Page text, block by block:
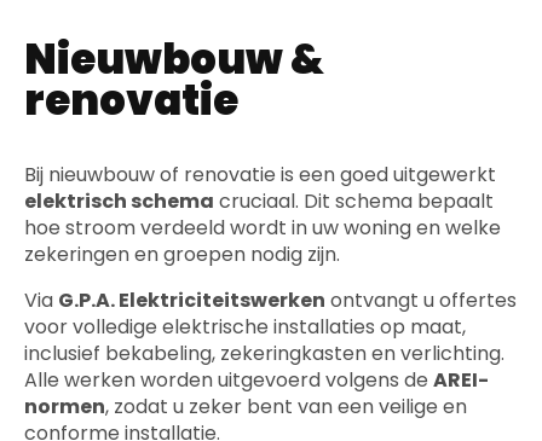
Nieuwbouw &
renovatie
Bij nieuwbouw of renovatie is een goed uitgewerkt
elektrisch schema cruciaal. Dit schema bepaalt
hoe stroom verdeeld wordt in uw woning en welke
zekeringen en groepen nodig zijn.
Via G.P.A. Elektriciteitswerken ontvangt u offertes
voor volledige elektrische installaties op maat,
inclusief bekabeling, zekeringkasten en verlichting.
Alle werken worden uitgevoerd volgens de AREI-
normen, zodat u zeker bent van een veilige en
conforme installatie.